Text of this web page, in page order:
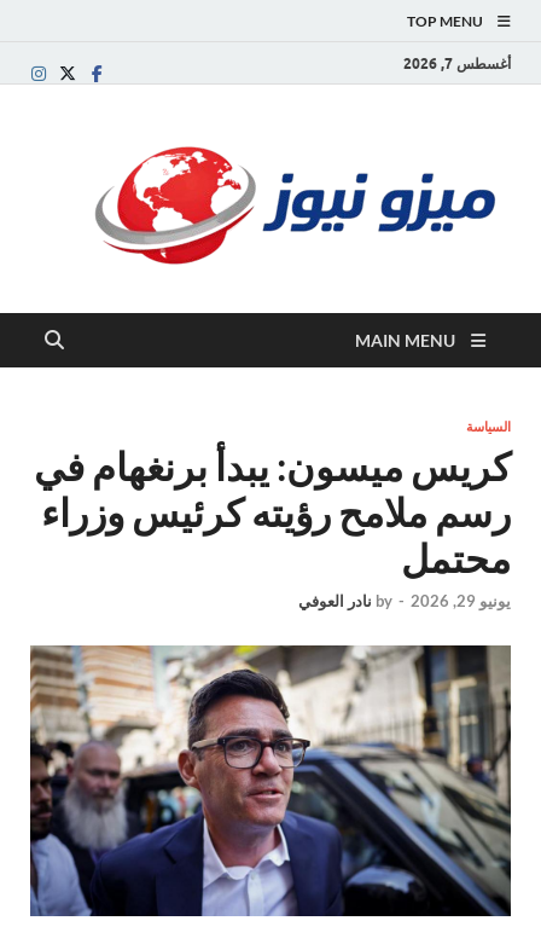
TOP MENU
أغسطس 7, 2026
MAIN MENU
السياسة
كريس ميسون: يبدأ برنغهام في
رسم ملامح رؤيته كرئيس وزراء
محتمل
يونيو 29, 2026 -
by نادر العوفي